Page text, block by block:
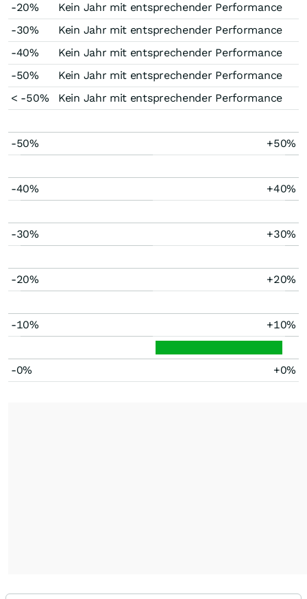
-20%
Kein Jahr mit entsprechender Performance
-30%
Kein Jahr mit entsprechender Performance
-40%
Kein Jahr mit entsprechender Performance
-50%
Kein Jahr mit entsprechender Performance
< -50%
Kein Jahr mit entsprechender Performance
-50% +50%
-40% +40%
-30% +30%
-20% +20%
-10% +10%
-0% +0%